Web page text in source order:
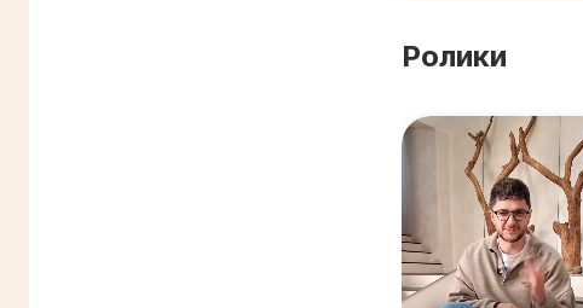
Ролики